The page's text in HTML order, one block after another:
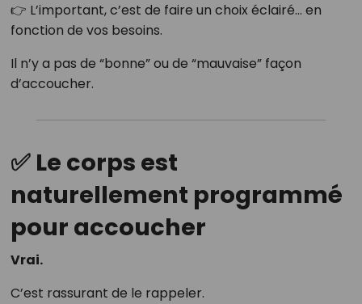
👉 L’important, c’est de faire un choix éclairé… en
fonction de vos besoins.
Il n’y a pas de “bonne” ou de “mauvaise” façon
d’accoucher.
✅ Le corps est
naturellement programmé
pour accoucher
Vrai.
C’est rassurant de le rappeler.